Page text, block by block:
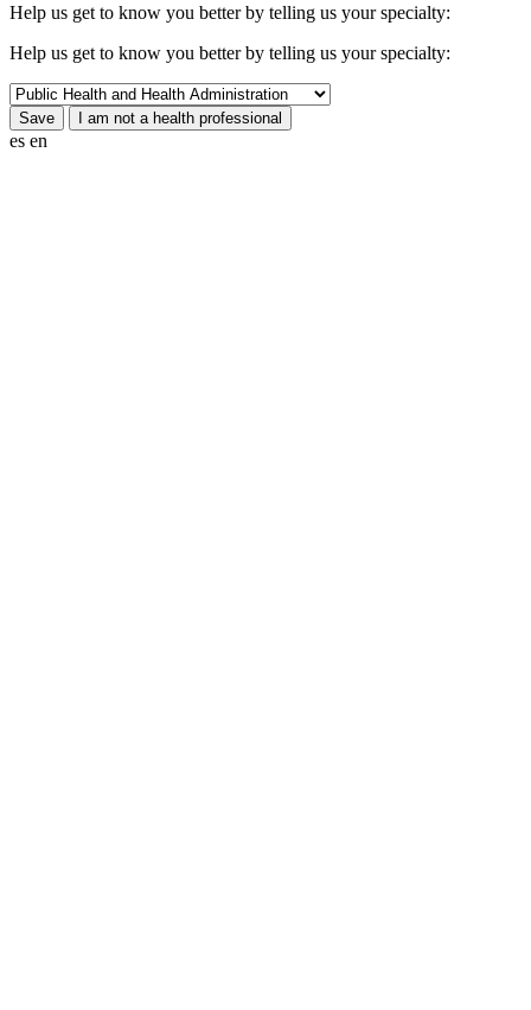
Help us get to know you better by telling us your specialty:
Help us get to know you better by telling us your specialty:
es en